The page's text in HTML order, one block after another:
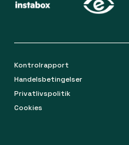
apoteket@apopro.dk
Kontrolrapport
Handelsbetingelser
Privatlivspolitik
Cookies